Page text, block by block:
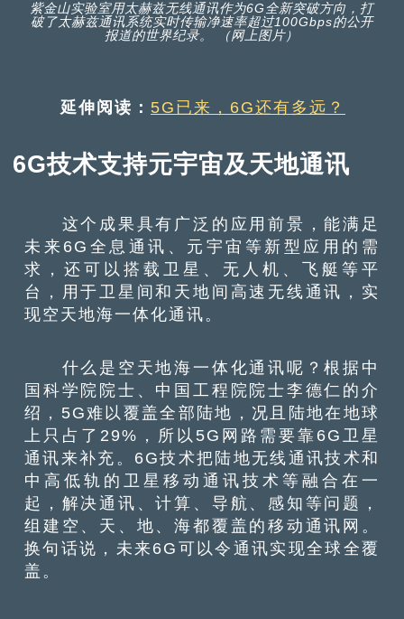
紫金山实验室用太赫兹无线通讯作为6G全新突破方向，打
破了太赫兹通讯系统实时传输净速率超过100Gbps的公开
报道的世界纪录。 （网上图片）
延伸阅读： 5G已来，6G还有多远？
6G技术支持元宇宙及天地通讯
这个成果具有广泛的应用前景，能满足
未来6G全息通讯、元宇宙等新型应用的需
求，还可以搭载卫星、无人机、飞艇等平
台，用于卫星间和天地间高速无线通讯，实
现空天地海一体化通讯。
什么是空天地海一体化通讯呢？根据中
国科学院院士、中国工程院院士李德仁的介
绍，5G难以覆盖全部陆地，况且陆地在地球
上只占了29%，所以5G网路需要靠6G卫星
通讯来补充。6G技术把陆地无线通讯技术和
中高低轨的卫星移动通讯技术等融合在一
起，解决通讯、计算、导航、感知等问题，
组建空、天、地、海都覆盖的移动通讯网。
换句话说，未来6G可以令通讯实现全球全覆
盖。